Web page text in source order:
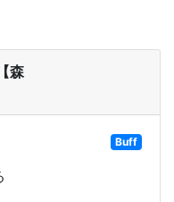
森
Buff